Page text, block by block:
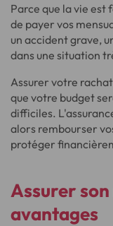
Parce que la vie
de payer vos
un accident grave,
dans une situation
Assurer votre
que votre budget
difficiles.
alors rembourser
protéger
Assurer
avantages